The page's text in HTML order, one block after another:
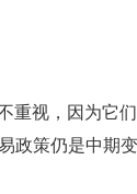
视，因为它
策仍是中期变